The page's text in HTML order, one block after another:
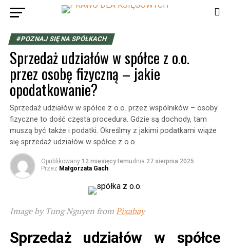
#POZNAJ SIĘ NA SPÓŁKACH
Sprzedaż udziałów w spółce z o.o.
przez osobę fizyczną – jakie
opodatkowanie?
Sprzedaż udziałów w spółce z o.o. przez wspólników – osoby
fizyczne to dość częsta procedura. Gdzie są dochody, tam
muszą być także i podatki. Określmy z jakimi podatkami wiąże
się sprzedaż udziałów w spółce z o.o.
Opublikowany 12 miesięcy temudnia 27 sierpnia 2025
Przez Małgorzata Gach
Image by Tung Nguyen fromPixabay
Sprzedaż udziałów w spółce